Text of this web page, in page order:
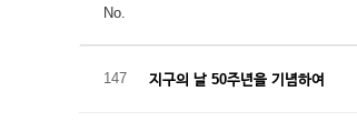
No.
147 지구의 날 50주년을 기념하여